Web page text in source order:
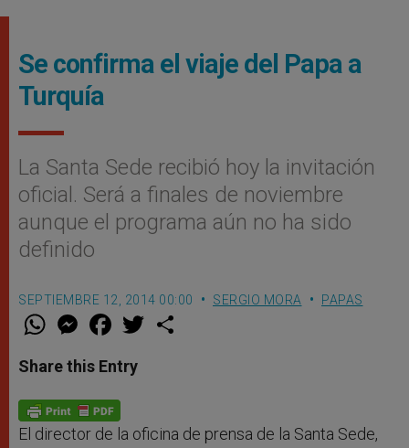
Se confirma el viaje del Papa a
Turquía
La Santa Sede recibió hoy la invitación
oficial. Será a finales de noviembre
aunque el programa aún no ha sido
definido
SEPTIEMBRE 12, 2014 00:00 SERGIO MORA PAPAS
W
t
s
p
p
M
e
s
e
g
e
r
F
a
e
b
o
k
w
Share this Entry
El director de la oficina de prensa de la Santa Sede,